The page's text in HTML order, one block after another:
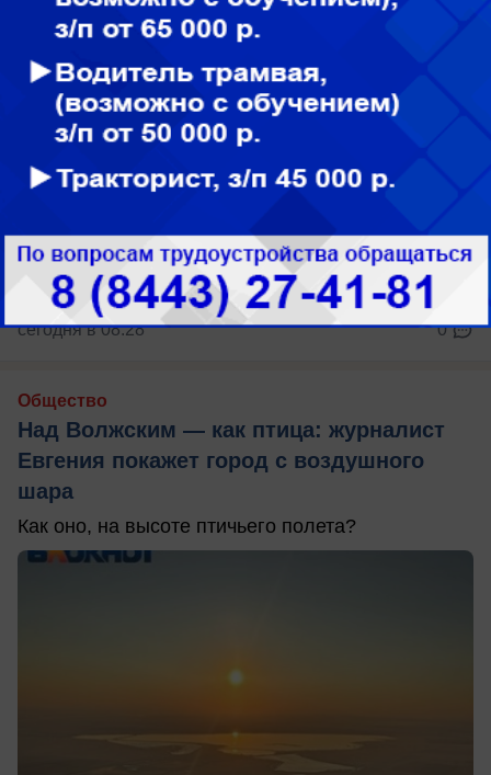
сегодня в 08:28 0
Общество
Над Волжским — как птица: журналист
Евгения покажет город с воздушного
шара
Как оно, на высоте птичьего полета?